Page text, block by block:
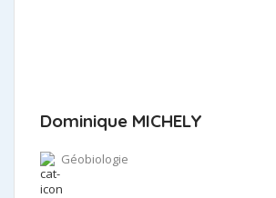
Dominique MICHELY
Géobiologie